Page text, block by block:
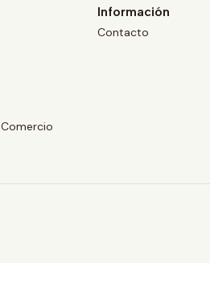
Información
Contacto